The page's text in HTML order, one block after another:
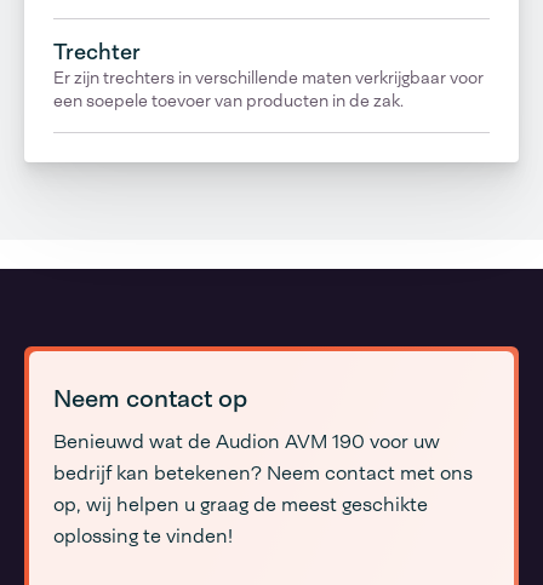
Trechter
Er zijn trechters in verschillende maten verkrijgbaar voor
een soepele toevoer van producten in de zak.
Neem contact op
Benieuwd wat de Audion AVM 190 voor uw
bedrijf kan betekenen? Neem contact met ons
op, wij helpen u graag de meest geschikte
oplossing te vinden!